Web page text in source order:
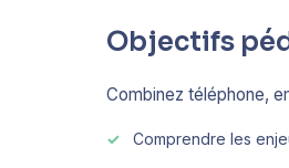
Objectifs
Combinez téléphone,
Comprendre les